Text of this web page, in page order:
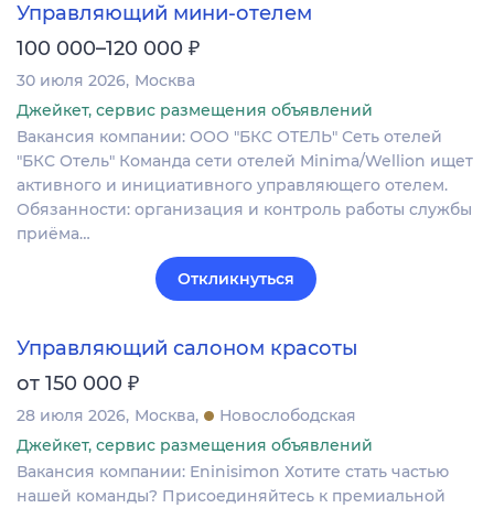
Управляющий мини-отелем
100 000–120 000 ₽
30 июля 2026 Москва
Джейкет, сервис размещения объявлений
Вакансия компании: ООО "БКС ОТЕЛЬ" Сеть отелей
"БКС Отель" Команда сети отелей Minima/Wellion ищет
активного и инициативного управляющего отелем.
Обязанности: организация и контроль работы службы
приёма…
Откликнуться
Управляющий салоном красоты
от 150 000 ₽
28 июля 2026 Москва
Новослободская
Джейкет, сервис размещения объявлений
Вакансия компании: Eninisimon Хотите стать частью
нашей команды? Присоединяйтесь к премиальной